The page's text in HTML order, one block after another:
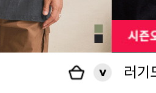
러기